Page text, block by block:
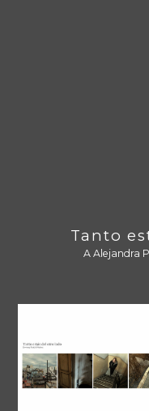
Tanto
A Alejandra